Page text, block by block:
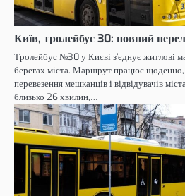
Київ, тролейбус 30: повний
Тролейбус №30 у Києві з’єднує житлові
берегах міста. Маршрут працює щоденно,
перевезення мешканців і відвідувачів
близько 26 хвилин,…